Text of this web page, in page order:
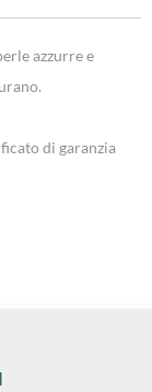
azzurre e
di garanzia